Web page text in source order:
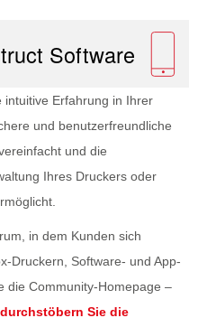
intuitive Erfahrung in Ihrer
und benutzerfreundliche
und die
Ihres Druckers oder
in dem Kunden sich
Druckern, Software- und App-
die Community-Homepage –
Sie die